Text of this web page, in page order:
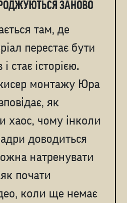
ЗАНОВО
там, де
перестає бути
стає історією.
монтажу Юра
як
хаос, чому інколи
доводиться
натренувати
почати
коли ще немає